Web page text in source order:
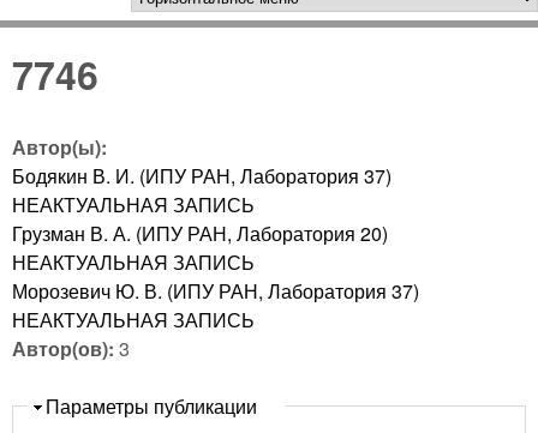
7746
Автор(ы):
Бодякин В. И. (ИПУ РАН, Лаборатория 37)
НЕАКТУАЛЬНАЯ ЗАПИСЬ
Грузман В. А. (ИПУ РАН, Лаборатория 20)
НЕАКТУАЛЬНАЯ ЗАПИСЬ
Морозевич Ю. В. (ИПУ РАН, Лаборатория 37)
НЕАКТУАЛЬНАЯ ЗАПИСЬ
Автор(ов): 3
Скрыть
Параметры публикации